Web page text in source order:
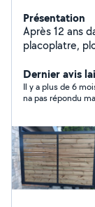
Présentation
Après 12 ans
placoplatre,
entretien du bâtiment. Je ne fais ni
par choix.
Dernier avis
Il y a plus de 6
na pas répondu